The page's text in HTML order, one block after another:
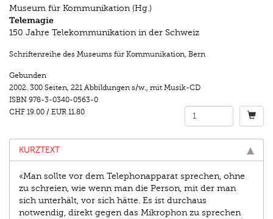
Museum für Kommunikation (Hg.)
Telemagie
150 Jahre Telekommunikation in der Schweiz
Schriftenreihe des Museums für Kommunikation, Bern
Gebunden
2002. 300 Seiten 221 Abbildungen s/w. mit Musik-CD
ISBN 978-3-0340-0563-0
CHF 19.00 / EUR 11.80
KURZTEXT
«Man sollte vor dem Telephonapparat sprechen, ohne
zu schreien, wie wenn man die Person, mit der man
sich unterhält, vor sich hätte. Es ist durchaus
notwendig, direkt gegen das Mikrophon zu sprechen